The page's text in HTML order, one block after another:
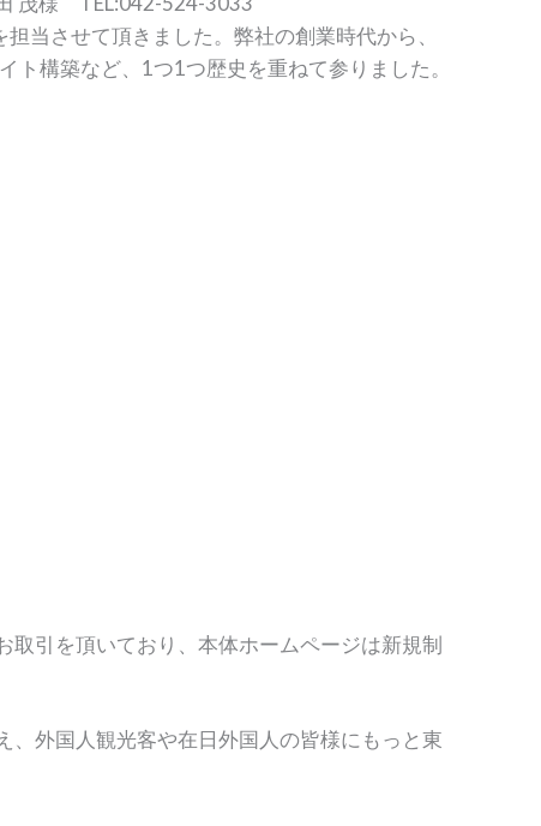
当させて頂きました。弊社の創業時代から、
構築など、1つ1つ歴史を重ねて参りました。
取引を頂いており、本体ホームページは新規制
外国人観光客や在日外国人の皆様にもっと東